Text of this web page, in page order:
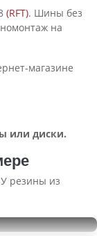
(RFT). Шины без
на
магазине
или диски.
резины из